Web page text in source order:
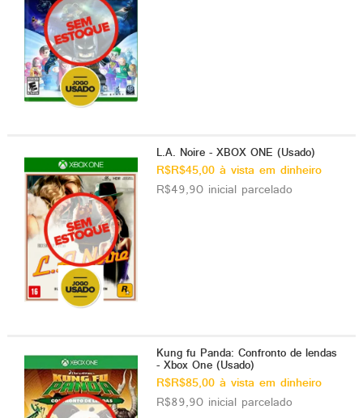
L.A. Noire - XBOX ONE (Usado)
R$R$45,00 à vista em dinheiro
R$49,90 inicial parcelado
Kung fu Panda: Confronto de lendas
- Xbox One (Usado)
R$R$85,00 à vista em dinheiro
R$89,90 inicial parcelado